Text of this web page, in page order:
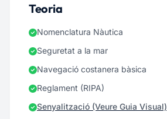
Teoria
Nomenclatura Nàutica
Seguretat a la mar
Navegació costanera bàsica
Reglament (RIPA)
Senyalització (Veure Guia Visual)